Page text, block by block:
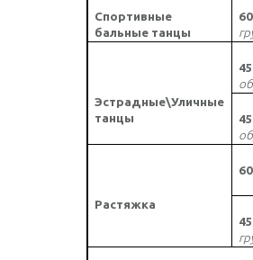
Спортивные
бальные танцы
Эстрадные\Уличные
танцы
Растяжка